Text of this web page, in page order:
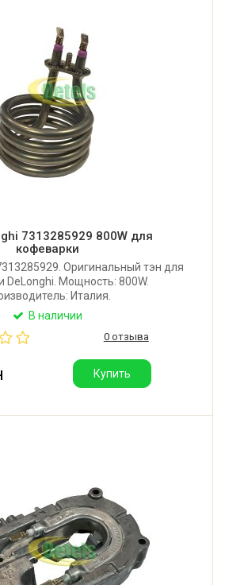
7313285929 800W для
кофеварки
Оригинальный тэн для
DeLonghi. Мощность: 800W.
Италия.
В наличии
0 отзыва
Купить